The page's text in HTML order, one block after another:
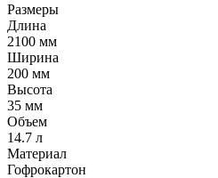
Размеры
Длина
2100 мм
Ширина
200 мм
Высота
35 мм
Объем
14.7 л
Материал
Гофрокартон